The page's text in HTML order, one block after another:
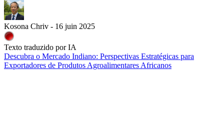
Kosona Chriv - 16 juin 2025
Texto traduzido por IA
Descubra o Mercado Indiano: Perspectivas Estratégicas para
Exportadores de Produtos Agroalimentares Africanos